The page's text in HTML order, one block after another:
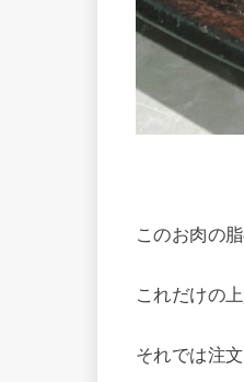
このお肉の
これだけの
それでは注